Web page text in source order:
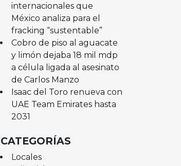
internacionales que
México analiza para el
fracking “sustentable”
Cobro de piso al aguacate
y limón dejaba 18 mil mdp
a célula ligada al asesinato
de Carlos Manzo
Isaac del Toro renueva con
UAE Team Emirates hasta
2031
CATEGORÍAS
Locales